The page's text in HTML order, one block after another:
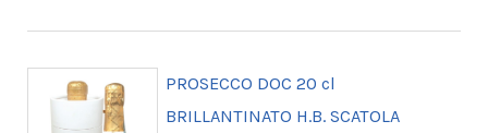
PROSECCO DOC 20 cl
BRILLANTINATO H.B. SCATOLA